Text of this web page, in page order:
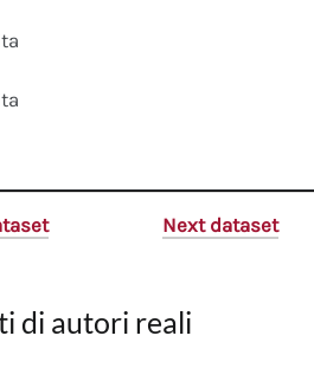
Next dataset
di autori reali